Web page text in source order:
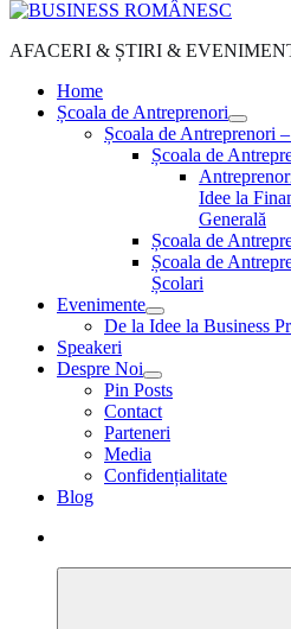
AFACERI & ȘTIRI &
Home
Școala de Antreprenori
Școala de Antreprenori
Școala de
Idee la
Generală
Școala de
Școala de
Școlari
Evenimente
De la Idee la Business
Speakeri
Despre Noi
Pin Posts
Contact
Parteneri
Media
Confidențialitate
Blog